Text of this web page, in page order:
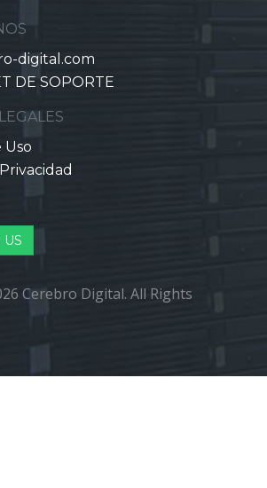
digital.com
DE SOPORTE
Uso
US
Cerebro Digital. All Rights